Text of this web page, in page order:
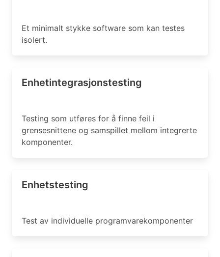
Et minimalt stykke software som kan testes
isolert.
Enhetintegrasjonstesting
Testing som utføres for å finne feil i
grensesnittene og samspillet mellom integrerte
komponenter.
Enhetstesting
Test av individuelle programvarekomponenter